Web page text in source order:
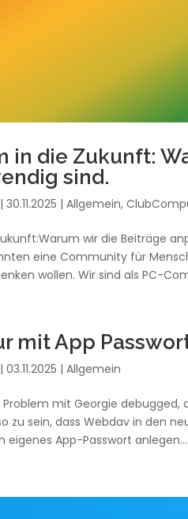
in die Zukunft:
sind.
|30.11.2025 |Allgemein,
wir die Beiträge
eine Community für
wollen. Wir sind als PC-
mit App
|03.11.2025 |Allgemein
mit Georgie
zu sein, dass Webdav in den
eigenes App-Passwort anlegen....